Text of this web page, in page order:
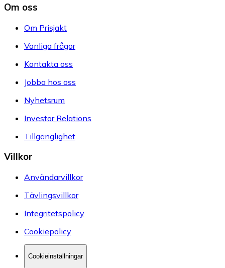
Om oss
Om Prisjakt
Vanliga frågor
Kontakta oss
Jobba hos oss
Nyhetsrum
Investor Relations
Tillgänglighet
Villkor
Användarvillkor
Tävlingsvillkor
Integritetspolicy
Cookiepolicy
Cookieinställningar